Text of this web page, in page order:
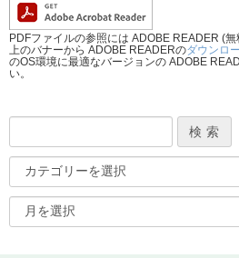
PDFファイルの参照には ADOBE READER (無
上のバナーから ADOBE READERのダウンロ
のOS環境に最適なバージョンの ADOBE
い。